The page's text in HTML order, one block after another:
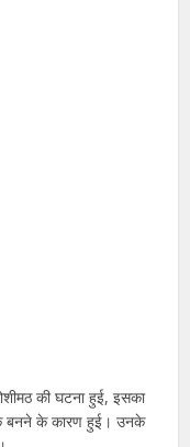
की घटना हुई, इसका
बनने के कारण हुई। उनके